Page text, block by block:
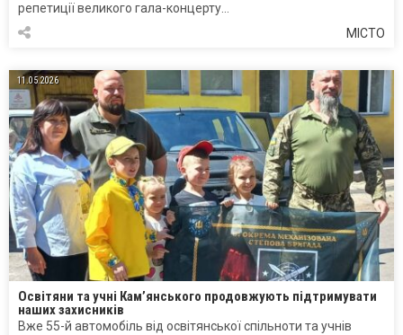
репетиції великого гала-концерту…
МІСТО
11.05.2026
Освітяни та учні Кам’янського продовжують підтримувати
наших захисників
Вже 55-й автомобіль від освітянської спільноти та учнів